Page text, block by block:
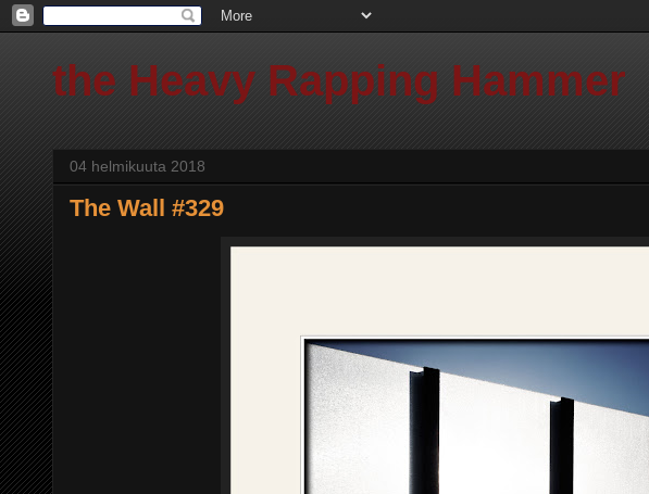
the Heavy Rapping Hammer
04 helmikuuta 2018
The Wall #329